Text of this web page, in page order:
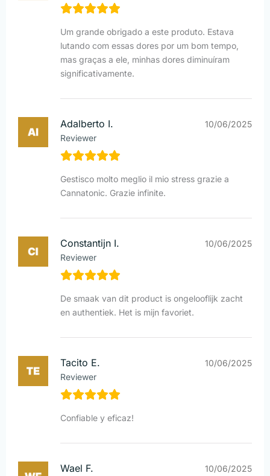
Um grande obrigado a este produto. Estava
lutando com essas dores por um bom tempo,
mas graças a ele, minhas dores diminuíram
significativamente.
Adalberto I.
Reviewer
10/06/2025
Gestisco molto meglio il mio stress grazie a
Cannatonic. Grazie infinite.
Constantijn I.
Reviewer
10/06/2025
De smaak van dit product is ongelooflijk zacht
en authentiek. Het is mijn favoriet.
Tacito E.
Reviewer
10/06/2025
Confiable y eficaz!
Wael F. 10/06/2025